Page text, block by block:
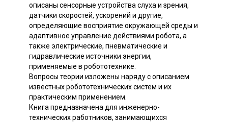
описаны сенсорные устройства слуха и зрения,
датчики скоростей, ускорений и другие,
определяющие восприятие окружающей среды и
адаптивное управление действиями робота, а
также электрические, пневматические и
гидравлические источники энергии,
применяемые в робототехнике.
Вопросы теории изложены наряду с описанием
известных робототехнических систем и их
практическим применением.
Книга предназначена для инженерно-
технических работников, занимающихся